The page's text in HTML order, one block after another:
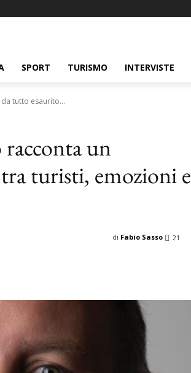
SPORT TURISMO INTERVISTE
tutto esaurito...
un
turisti, emozioni e
21
di Fabio Sasso